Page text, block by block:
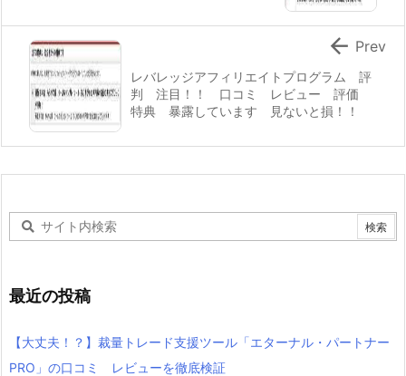
レバレッジアフィリエイトプログラム 評
判 注目！！ 口コミ レビュー 評価
特典 暴露しています 見ないと損！！
 Prev
最近の投稿
【大丈夫！？】裁量トレード支援ツール「エターナル・パートナー
PRO」の口コミ レビューを徹底検証